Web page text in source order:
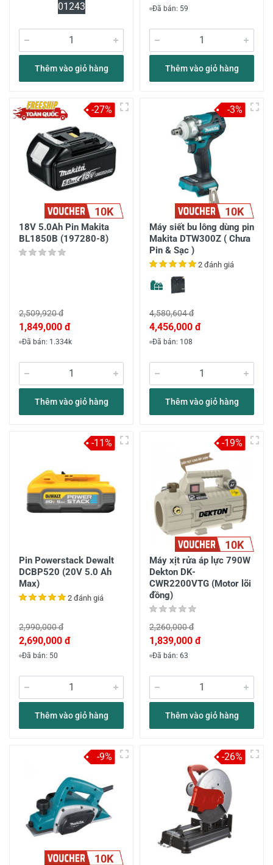
01243
Thêm vào giỏ hàng
Đã bán: 59
Thêm vào giỏ hàng
10K
18V 5.0Ah Pin Makita
BL1850B (197280-8)
2,509,920 đ
1,849,000 đ
Đã bán: 1.334k
Thêm vào giỏ hàng
-27%
10K
Máy siết bu lông dùng pin
Makita DTW300Z ( Chưa
Pin & Sạc )
2 đánh giá
4,580,604 đ
4,456,000 đ
Đã bán: 108
Thêm vào giỏ hàng
-3%
Pin Powerstack Dewalt
DCBP520 (20V 5.0 Ah
Max)
2 đánh giá
2,990,000 đ
2,690,000 đ
Đã bán: 50
Thêm vào giỏ hàng
-11%
10K
Máy xịt rửa áp lực 790W
Dekton DK-
CWR2200VTG (Motor lõi
đồng)
2,260,000 đ
1,839,000 đ
Đã bán: 63
Thêm vào giỏ hàng
-19%
10K
-9% -26%